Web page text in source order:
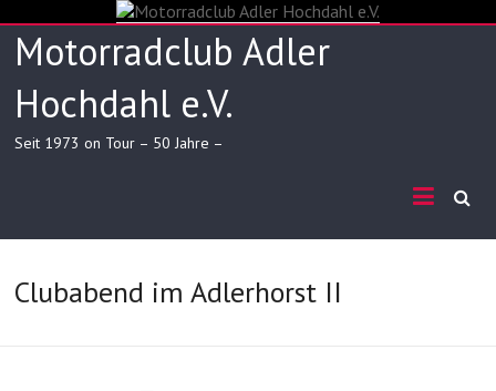
to
content
Motorradclub Adler
Hochdahl e.V.
Seit 1973 on Tour – 50 Jahre –
Clubabend im Adlerhorst II